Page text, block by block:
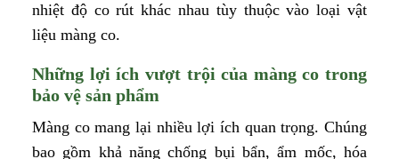
nhiệt độ co rút khác nhau tùy thuộc vào loại vật
liệu màng co.
Những lợi ích vượt trội của màng co trong
bảo vệ sản phẩm
Màng co mang lại nhiều lợi ích quan trọng. Chúng
bao gồm khả năng chống bụi bẩn, ẩm mốc, hóa